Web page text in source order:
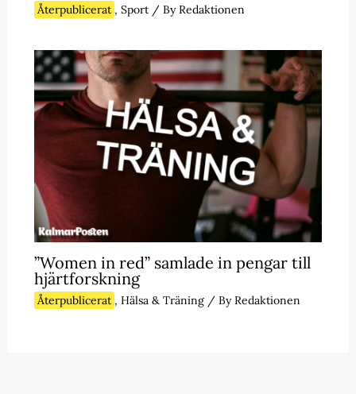
Återpublicerat , Sport/ ByRedaktionen
”Women in red” samlade in pengar till
hjärtforskning
Återpublicerat , Hälsa & Träning/ ByRedaktionen